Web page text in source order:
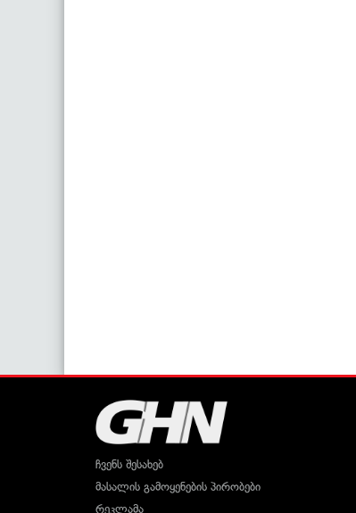
ჩვენს შესახებ
მასალის გამოყენების პირობები
რეკლამა